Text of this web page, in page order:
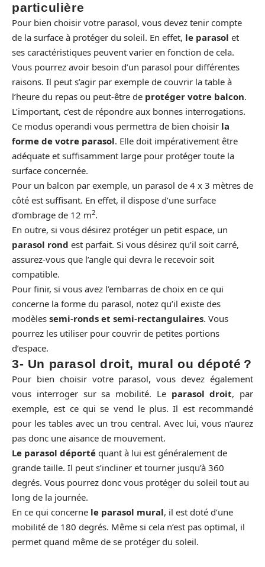
particulière
Pour bien choisir votre parasol, vous devez tenir compte
de la surface à protéger du soleil. En effet, le parasol et
ses caractéristiques peuvent varier en fonction de cela.
Vous pourrez avoir besoin d’un parasol pour différentes
raisons. Il peut s’agir par exemple de couvrir la table à
l’heure du repas ou peut-être de protéger votre balcon.
L’important, c’est de répondre aux bonnes interrogations.
Ce modus operandi vous permettra de bien choisir la
forme de votre parasol. Elle doit impérativement être
adéquate et suffisamment large pour protéger toute la
surface concernée.
Pour un balcon par exemple, un parasol de 4 x 3 mètres de
côté est suffisant. En effet, il dispose d’une surface
d’ombrage de 12 m2.
En outre, si vous désirez protéger un petit espace, un
parasol rond est parfait. Si vous désirez qu’il soit carré,
assurez-vous que l’angle qui devra le recevoir soit
compatible.
Pour finir, si vous avez l’embarras de choix en ce qui
concerne la forme du parasol, notez qu’il existe des
modèles semi-ronds et semi-rectangulaires. Vous
pourrez les utiliser pour couvrir de petites portions
d’espace.
3- Un parasol droit, mural ou dépoté ?
Pour bien choisir votre parasol, vous devez également
vous interroger sur sa mobilité. Le parasol droit, par
exemple, est ce qui se vend le plus. Il est recommandé
pour les tables avec un trou central. Avec lui, vous n’aurez
pas donc une aisance de mouvement.
Le parasol déporté quant à lui est généralement de
grande taille. Il peut s’incliner et tourner jusqu’à 360
degrés. Vous pourrez donc vous protéger du soleil tout au
long de la journée.
En ce qui concerne le parasol mural, il est doté d’une
mobilité de 180 degrés. Même si cela n’est pas optimal, il
permet quand même de se protéger du soleil.